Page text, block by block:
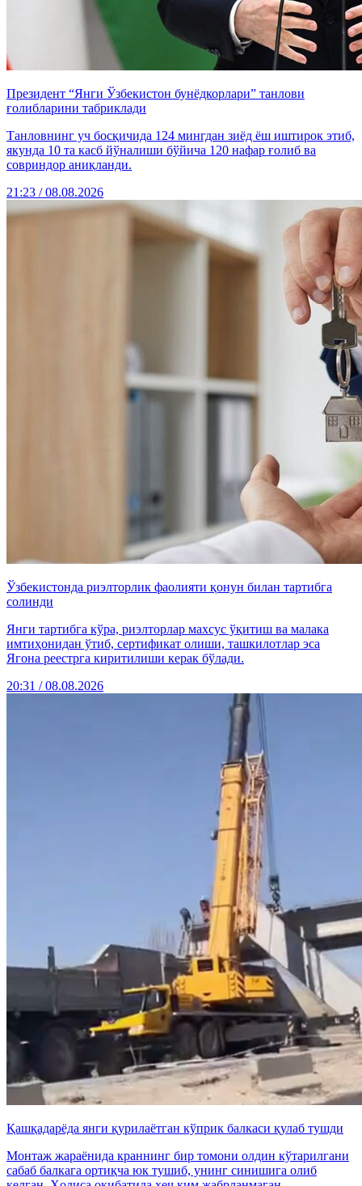
Президент “Янги Ўзбекистон бунёдкорлари” танлови
ғолибларини табриклади
Танловнинг уч босқичида 124 мингдан зиёд ёш иштирок этиб,
якунда 10 та касб йўналиши бўйича 120 нафар ғолиб ва
совриндор аниқланди.
21:23 / 08.08.2026
Ўзбекистонда риэлторлик фаолияти қонун билан тартибга
солинди
Янги тартибга кўра, риэлторлар махсус ўқитиш ва малака
имтиҳонидан ўтиб, сертификат олиши, ташкилотлар эса
Ягона реестрга киритилиши керак бўлади.
20:31 / 08.08.2026
Қашқадарёда янги қурилаётган кўприк балкаси қулаб тушди
Монтаж жараёнида краннинг бир томони олдин кўтарилгани
сабаб балкага ортиқча юк тушиб, унинг синишига олиб